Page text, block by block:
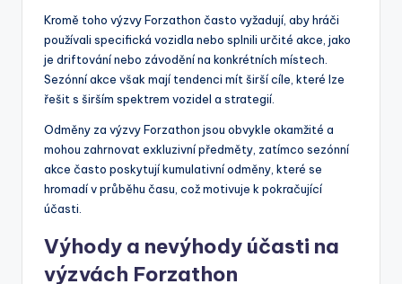
Kromě toho výzvy Forzathon často vyžadují, aby hráči
používali specifická vozidla nebo splnili určité akce, jako
je driftování nebo závodění na konkrétních místech.
Sezónní akce však mají tendenci mít širší cíle, které lze
řešit s širším spektrem vozidel a strategií.
Odměny za výzvy Forzathon jsou obvykle okamžité a
mohou zahrnovat exkluzivní předměty, zatímco sezónní
akce často poskytují kumulativní odměny, které se
hromadí v průběhu času, což motivuje k pokračující
účasti.
Výhody a nevýhody účasti na
výzvách Forzathon